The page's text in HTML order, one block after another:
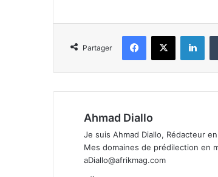
Partager
Facebook
X
Ahmad Diallo
Je suis Ahmad Diallo, Rédacteur
Mes domaines de prédilection en
aDiallo@afrikmag.com